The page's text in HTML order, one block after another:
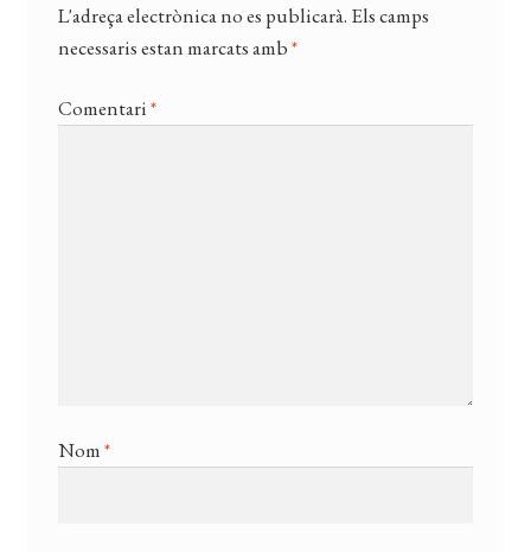
L'adreça electrònica no es publicarà. Els camps
necessaris estan marcats amb*
Comentari*
Nom*